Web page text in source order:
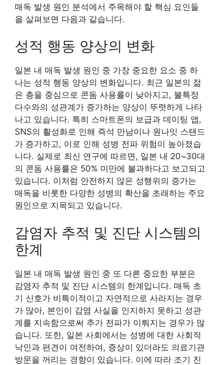
매독 발생 원인 분석에서 주목해야 할 핵심 요인들
을 살펴보면 다음과 같습니다.
성적 행동 양상의 변화
일본 내 매독 발생 원인 중 가장 중요한 요소 중 하
나는 성적 행동 양상의 변화입니다. 최근 일본의 젊
은 층을 중심으로 콘돔 사용률이 낮아지고, 불특정
다수와의 성관계가 증가하는 양상이 뚜렷하게 나타
나고 있습니다. 특히 스마트폰의 보급과 데이팅 앱,
SNS의 활성화로 인해 즉석 만남이나 원나잇 스탠드
가 증가하고, 이로 인해 성병 전파 위험이 높아졌습
니다. 실제로 최신 연구에 따르면, 일본 내 20~30대
의 콘돔 사용률은 50% 미만에 불과하다고 보고되고
있습니다. 이처럼 안전하지 않은 성행위의 증가는
매독을 비롯한 다양한 성병의 확산을 초래하는 주요
원인으로 지목되고 있습니다.
감염자 추적 및 진단 시스템의
한계
일본 내 매독 발생 원인 중 또 다른 중요한 부분은
감염자 추적 및 진단 시스템의 한계입니다. 매독 초
기 신호가 비특이적이고 자연적으로 사라지는 경우
가 많아, 본인이 감염 사실을 인지하지 못하고 성관
계를 지속함으로써 추가 전파가 이뤄지는 경우가 많
습니다. 또한, 일본 사회에서는 성병에 대한 사회적
낙인과 편견이 여전하여, 증상이 있더라도 의료기관
방문을 꺼리는 경향이 있습니다. 이에 따라 조기 진